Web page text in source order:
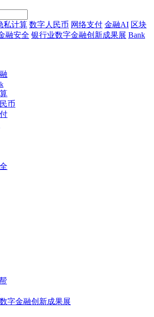
私计算 数字人民币 网络支付 金融AI 区块
融安全 银行业数字金融创新成果展 Bank
币
字金融创新成果展